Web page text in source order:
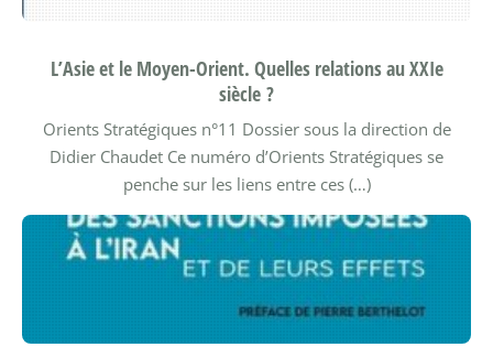
L’Asie et le Moyen-Orient. Quelles relations au XXIe
siècle ?
Orients Stratégiques n°11 Dossier sous la direction de
Didier Chaudet Ce numéro d’Orients Stratégiques se
penche sur les liens entre ces (…)